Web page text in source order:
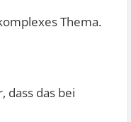
Thema.
dass das bei